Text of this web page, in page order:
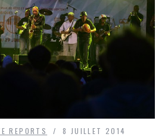
REPORTS 8 JUILLET 2014